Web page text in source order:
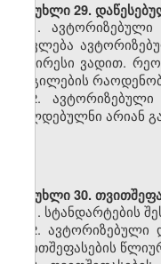
მუხლი29.
1. ავტორიზებული
ითვლება
უმცირესი ვადით.
ადგილების
2. ავტორიზებული
ვალდებულნი არიან
მუხლი30.
1. სტანდარტების
2. ავტორიზებული
თვითშეფასების